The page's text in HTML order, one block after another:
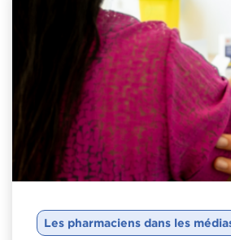
Les pharmaciens dans les